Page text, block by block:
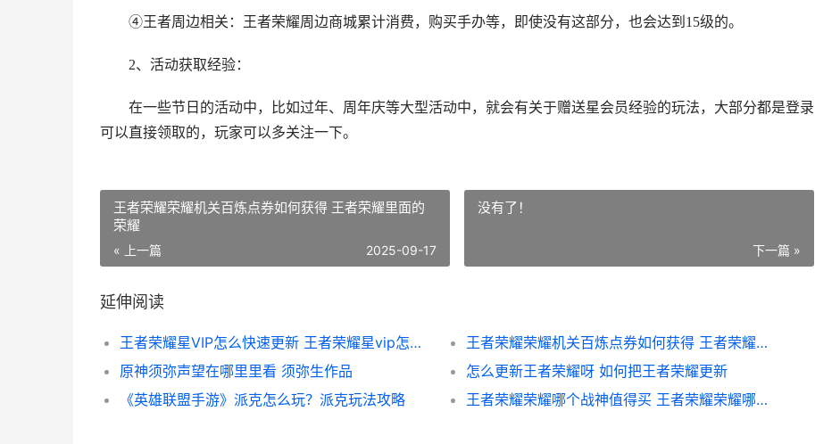
④王者周边相关：王者荣耀周边商城累计消费，购买手办等，即使没有这部分，也会达到15级的。
2、活动获取经验：
在一些节日的活动中，比如过年、周年庆等大型活动中，就会有关于赠送星会员经验的玩法，大部分都是登录
可以直接领取的，玩家可以多关注一下。
王者荣耀荣耀机关百炼点券如何获得 王者荣耀里面的
荣耀
« 上一篇 2025-09-17
没有了！
下一篇 »
延伸阅读
王者荣耀星VIP怎么快速更新 王者荣耀星vip怎么开通
王者荣耀荣耀机关百炼点券如何获得 王者荣耀里面的荣耀
原神须弥声望在哪里里看 须弥生作品
怎么更新王者荣耀呀 如何把王者荣耀更新
《英雄联盟手游》派克怎么玩？派克玩法攻略
王者荣耀荣耀哪个战神值得买 王者荣耀荣耀哪吒称号